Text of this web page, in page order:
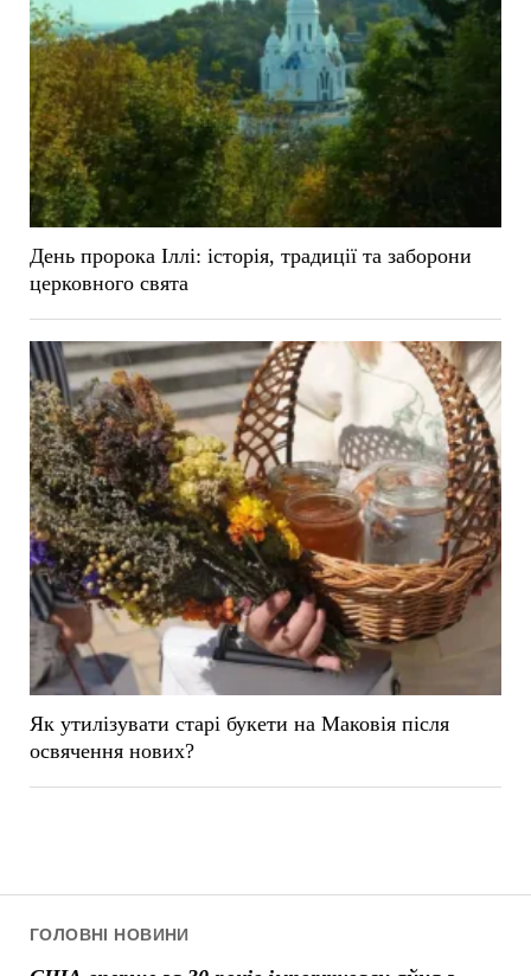
ГОЛОВНІ НОВИНИ
День пророка Іллі: історія, традиції та заборони
церковного свята
Як утилізувати старі букети на Маковія після
освячення нових?